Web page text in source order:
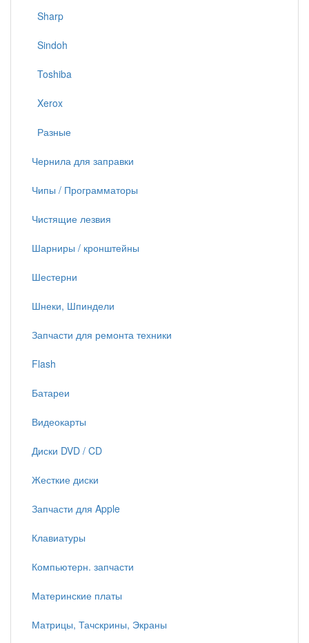
Sharp
Sindoh
Toshiba
Xerox
Разные
Чернила для заправки
Чипы / Программаторы
Чистящие лезвия
Шарниры / кронштейны
Шестерни
Шнеки, Шпиндели
Запчасти для ремонта техники
Flash
Батареи
Видеокарты
Диски DVD / CD
Жесткие диски
Запчасти для Apple
Клавиатуры
Компьютерн. запчасти
Материнские платы
Матрицы, Тачскрины, Экраны